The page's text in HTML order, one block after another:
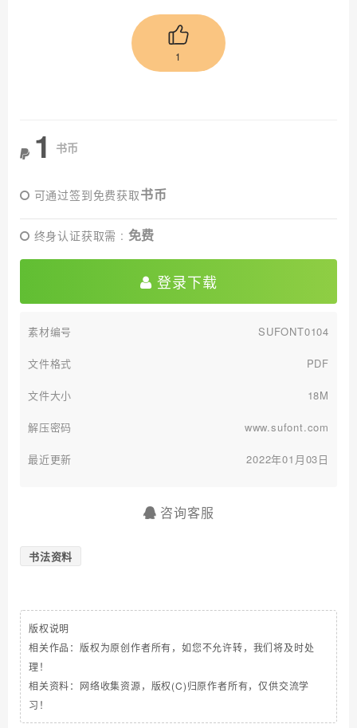
1
1 书币
可通过签到免费获取书币
终身认证获取需 : 免费
登录下载
素材编号 SUFONT0104
文件格式 PDF
文件大小 18M
解压密码 www.sufont.com
最近更新 2022年01月03日
咨询客服
书法资料
版权说明
相关作品：版权为原创作者所有，如您不允许转，我们将及时处
理！
相关资料：网络收集资源，版权(C)归原作者所有，仅供交流学
习！